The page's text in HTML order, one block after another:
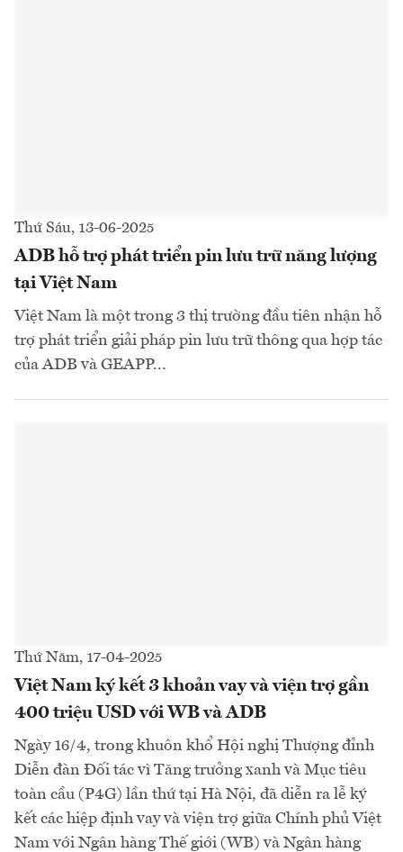
Thứ Sáu, 13-06-2025
ADB hỗ trợ phát triển pin lưu trữ năng lượng
tại Việt Nam
Việt Nam là một trong 3 thị trường đầu tiên nhận hỗ
trợ phát triển giải pháp pin lưu trữ thông qua hợp tác
của ADB và GEAPP...
Thứ Năm, 17-04-2025
Việt Nam ký kết 3 khoản vay và viện trợ gần
400 triệu USD với WB và ADB
Ngày 16/4, trong khuôn khổ Hội nghị Thượng đỉnh
Diễn đàn Đối tác vì Tăng trưởng xanh và Mục tiêu
toàn cầu (P4G) lần thứ tại Hà Nội, đã diễn ra lễ ký
kết các hiệp định vay và viện trợ giữa Chính phủ Việt
Nam với Ngân hàng Thế giới (WB) và Ngân hàng